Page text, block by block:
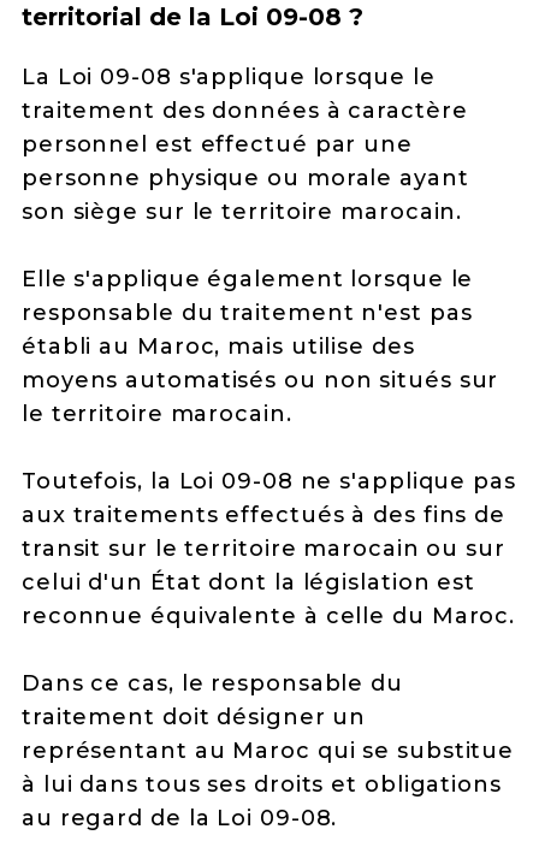
territorial de la Loi 09-08 ?
La Loi 09-08 s'applique lorsque le
traitement des données à caractère
personnel est effectué par une
personne physique ou morale ayant
son siège sur le territoire marocain.
Elle s'applique également lorsque le
responsable du traitement n'est pas
établi au Maroc, mais utilise des
moyens automatisés ou non situés sur
le territoire marocain.
Toutefois, la Loi 09-08 ne s'applique pas
aux traitements effectués à des fins de
transit sur le territoire marocain ou sur
celui d'un État dont la législation est
reconnue équivalente à celle du Maroc.
Dans ce cas, le responsable du
traitement doit désigner un
représentant au Maroc qui se substitue
à lui dans tous ses droits et obligations
au regard de la Loi 09-08.